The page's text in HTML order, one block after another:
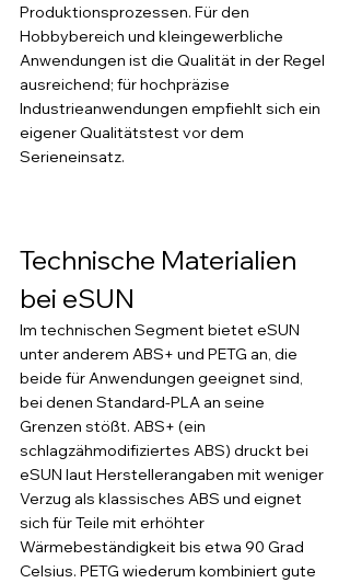
Produktionsprozessen. Für den
Hobbybereich und kleingewerbliche
Anwendungen ist die Qualität in der Regel
ausreichend; für hochpräzise
Industrieanwendungen empfiehlt sich ein
eigener Qualitätstest vor dem
Serieneinsatz.
Technische Materialien
bei eSUN
Im technischen Segment bietet eSUN
unter anderem ABS+ und PETG an, die
beide für Anwendungen geeignet sind,
bei denen Standard-PLA an seine
Grenzen stößt. ABS+ (ein
schlagzähmodifiziertes ABS) druckt bei
eSUN laut Herstellerangaben mit weniger
Verzug als klassisches ABS und eignet
sich für Teile mit erhöhter
Wärmebeständigkeit bis etwa 90 Grad
Celsius. PETG wiederum kombiniert gute